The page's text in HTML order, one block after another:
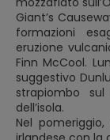
Giant’s
formazioni
eruzione
Finn McCool.
suggestivo
strapiombo
dell’isola.
Nel